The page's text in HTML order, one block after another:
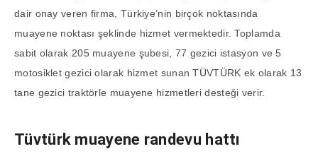
dair onay veren firma, Türkiye’nin birçok noktasında
muayene noktası şeklinde hizmet vermektedir. Toplamda
sabit olarak 205 muayene şubesi, 77 gezici istasyon ve 5
motosiklet gezici olarak hizmet sunan TÜVTÜRK ek olarak 13
tane gezici traktörle muayene hizmetleri desteği verir.
Tüvtürk muayene randevu hattı